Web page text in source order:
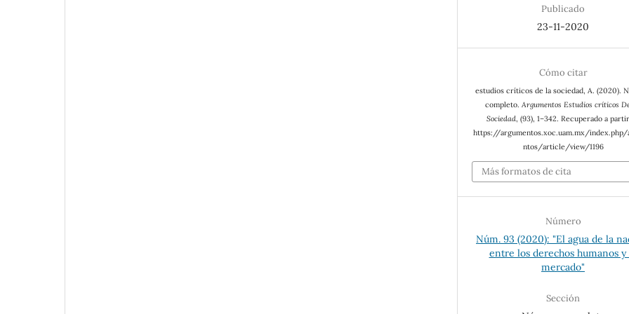
Publicado
23-11-2020
Cómo citar
estudios críticos de la sociedad, A. (2020).
completo. Argumentos Estudios críticos
Sociedad, (93), 1–342. Recuperado a
https://argumentos.xoc.uam.mx/index.php/
ntos/article/view/1196
Más formatos de cita
Número
Núm. 93 (2020): "El agua de la
entre los derechos humanos y
mercado"
Sección